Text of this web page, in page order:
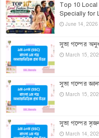
Top 10
Specially for
June 14, 2026
সুভা গল্পের
March 15,
সুভা গল্পের
March 15,
সুভা গল্পের
March 14,